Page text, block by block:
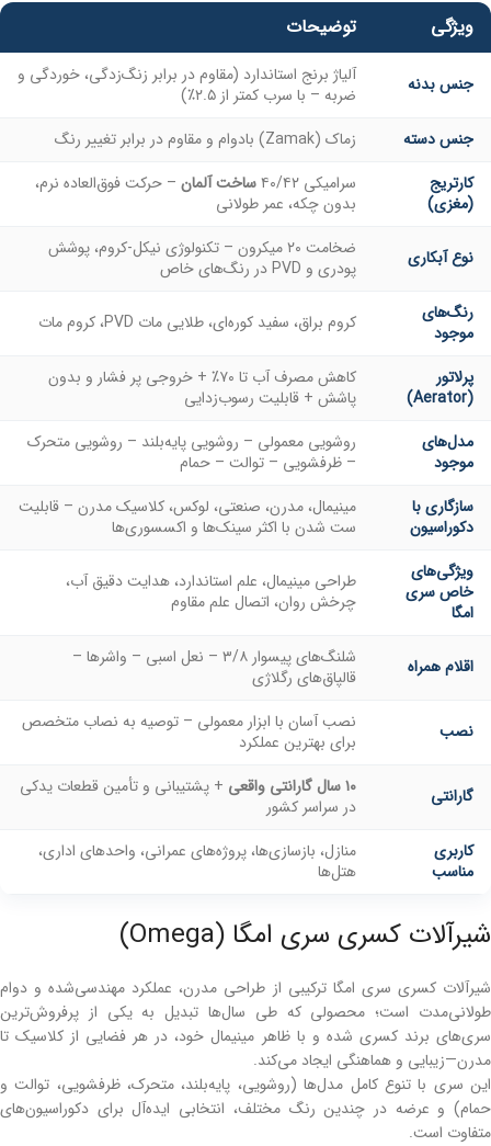
ویژگی توضیحات
جنس بدنه
آلیاژ برنج استاندارد (مقاوم در برابر زنگ‌زدگی، خوردگی و
ضربه – با سرب کمتر از ۲.۵٪)
جنس دسته
زماک (Zamak) بادوام و مقاوم در برابر تغییر رنگ
کارتریج
(مغزی)
سرامیکی ۴۰/۴۲ ساخت آلمان – حرکت فوق‌العاده نرم،
بدون چکه، عمر طولانی
نوع آبکاری
ضخامت ۲۰ میکرون – تکنولوژی نیکل-کروم، پوشش
پودری و PVD در رنگ‌های خاص
رنگ‌های
موجود
کروم براق، سفید کوره‌ای، طلایی مات PVD، کروم مات
پرلاتور
(Aerator)
کاهش مصرف آب تا ۷۰٪ + خروجی پر فشار و بدون
پاشش + قابلیت رسوب‌زدایی
مدل‌های
موجود
روشویی معمولی – روشویی پایه‌بلند – روشویی متحرک
– ظرفشویی – توالت – حمام
سازگاری با
دکوراسیون
مینیمال، مدرن، صنعتی، لوکس، کلاسیک مدرن – قابلیت
ست شدن با اکثر سینک‌ها و اکسسوری‌ها
ویژگی‌های
خاص سری
امگا
طراحی مینیمال، علم استاندارد، هدایت دقیق آب،
چرخش روان، اتصال علم مقاوم
اقلام همراه
شلنگ‌های پیسوار ۳/۸ – نعل اسبی – واشرها –
قالپاق‌های رگلاژی
نصب
نصب آسان با ابزار معمولی – توصیه به نصاب متخصص
برای بهترین عملکرد
گارانتی ۱۰ سال گارانتی واقعی
+ پشتیبانی و تأمین قطعات یدکی
در سراسر کشور
کاربری
مناسب
منازل، بازسازی‌ها، پروژه‌های عمرانی، واحدهای اداری،
هتل‌ها
شیرآلات کسری سری امگا (Omega)
شیرآلات کسری سری امگا ترکیبی از طراحی مدرن، عملکرد مهندسی‌شده و دوام
طولانی‌مدت است؛ محصولی که طی سال‌ها تبدیل به یکی از پرفروش‌ترین
سری‌های برند کسری شده و با ظاهر مینیمال خود، در هر فضایی از کلاسیک تا
مدرن—زیبایی و هماهنگی ایجاد می‌کند.
این سری با تنوع کامل مدل‌ها (روشویی، پایه‌بلند، متحرک، ظرفشویی، توالت و
حمام) و عرضه در چندین رنگ مختلف، انتخابی ایده‌آل برای دکوراسیون‌های
متفاوت است.